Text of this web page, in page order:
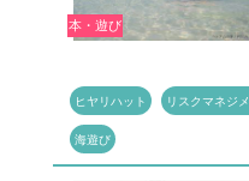
本・遊び
ヒヤリハット リスクマネジ
海遊び